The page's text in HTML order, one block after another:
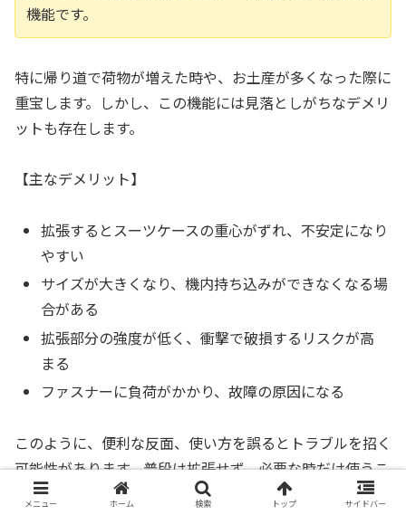
機能です。
特に帰り道で荷物が増えた時や、お土産が多くなった際に
重宝します。しかし、この機能には見落としがちなデメリ
ットも存在します。
【主なデメリット】
拡張するとスーツケースの重心がずれ、不安定になり
やすい
サイズが大きくなり、機内持ち込みができなくなる場
合がある
拡張部分の強度が低く、衝撃で破損するリスクが高
まる
ファスナーに負荷がかかり、故障の原因になる
このように、便利な反面、使い方を誤るとトラブルを招く
可能性があります。普段は拡張せず、必要な時だけ使うこ
とで、スーツケースの劣化を防ぐことが可能です。エキス
メニュー ホーム 検索 トップ サイドバー